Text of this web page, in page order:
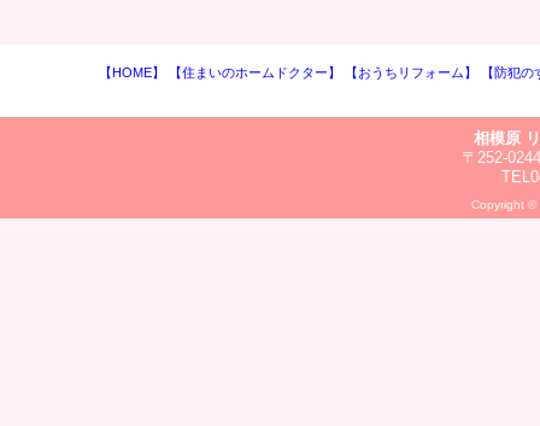
【HOME】 【住まいのホームドクター】 【おうちリフォーム】 【防犯
相模原
〒252-
Copyright ©